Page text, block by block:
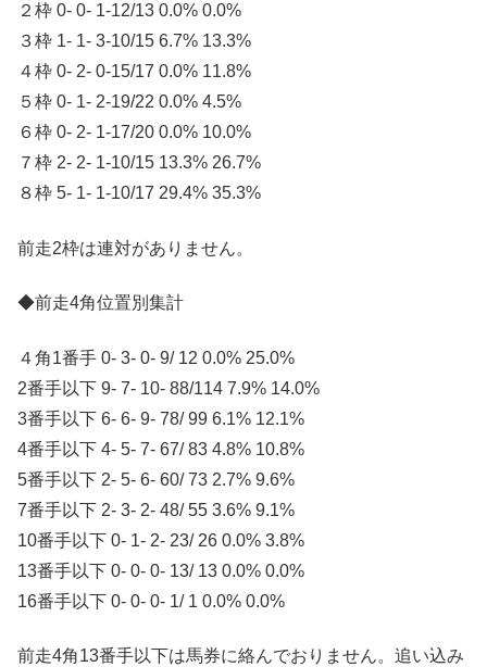
２枠 0- 0- 1-12/13 0.0% 0.0%
３枠 1- 1- 3-10/15 6.7% 13.3%
４枠 0- 2- 0-15/17 0.0% 11.8%
５枠 0- 1- 2-19/22 0.0% 4.5%
６枠 0- 2- 1-17/20 0.0% 10.0%
７枠 2- 2- 1-10/15 13.3% 26.7%
８枠 5- 1- 1-10/17 29.4% 35.3%
前走2枠は連対がありません。
◆前走4角位置別集計
４角1番手 0- 3- 0- 9/ 12 0.0% 25.0%
2番手以下 9- 7- 10- 88/114 7.9% 14.0%
3番手以下 6- 6- 9- 78/ 99 6.1% 12.1%
4番手以下 4- 5- 7- 67/ 83 4.8% 10.8%
5番手以下 2- 5- 6- 60/ 73 2.7% 9.6%
7番手以下 2- 3- 2- 48/ 55 3.6% 9.1%
10番手以下 0- 1- 2- 23/ 26 0.0% 3.8%
13番手以下 0- 0- 0- 13/ 13 0.0% 0.0%
16番手以下 0- 0- 0- 1/ 1 0.0% 0.0%
前走4角13番手以下は馬券に絡んでおりません。追い込み